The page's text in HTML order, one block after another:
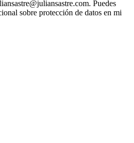
Puedes
sobre protección de datos en mi